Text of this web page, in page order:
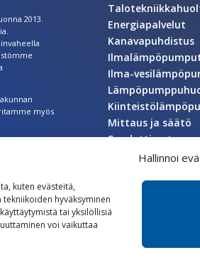
Hallinnoi
kuten evästeitä,
hyväksyminen
tai yksilöllisiä
voi vaikuttaa
2013.
myös
Energiapalvelut
Kanavapuhdistus
Ilma-
Mittaus ja säätö
Suodattimet
Suunnittelu
Tarvikkeet ja